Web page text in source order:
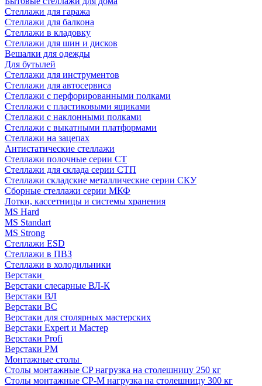
Стеллажи для гаража
Стеллажи для балкона
Стеллажи в кладовку
Стеллажи для шин и дисков
Вешалки для одежды
Для бутылей
Стеллажи для инструментов
Стеллажи для автосервиса
Стеллажи с перфорированными полками
Стеллажи с пластиковыми ящиками
Стеллажи с наклонными полками
Стеллажи с выкатными платформами
Стеллажи на зацепах
Антистатические стеллажи
Стеллажи полочные серии СТ
Стеллажи для склада серии СТП
Стеллажи складские металлические серии СКУ
Сборные стеллажи серии МКФ
Лотки, кассетницы и системы хранения
MS Hard
MS Standart
MS Strong
Стеллажи ESD
Стеллажи в ПВЗ
Стеллажи в холодильники
Верстаки
Верстаки слесарные ВЛ-К
Верстаки ВЛ
Верстаки ВС
Верстаки для столярных мастерских
Верстаки Expert и Мастер
Верстаки Profi
Верстаки РМ
Монтажные столы
Столы монтажные СP нагрузка на столешницу 250 кг
Столы монтажные СР-М нагрузка на столешницу 300 кг